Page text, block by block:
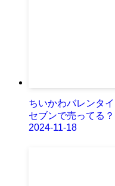
ちいかわバレンタ
セブンで売ってる？
2024-11-18